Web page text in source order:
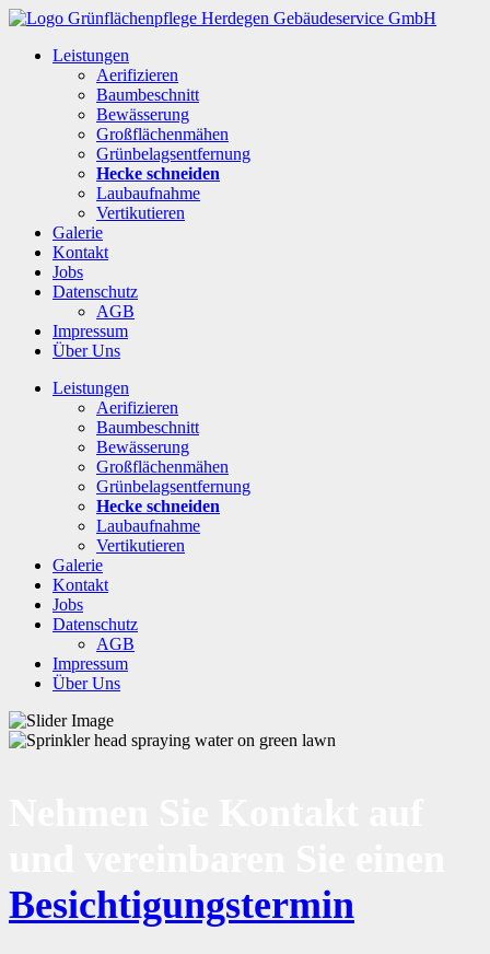
Leistungen
Aerifizieren
Baumbeschnitt
Bewässerung
Großflächenmähen
Grünbelagsentfernung
Hecke schneiden
Laubaufnahme
Vertikutieren
Galerie
Kontakt
Jobs
Datenschutz
AGB
Impressum
Über Uns
Leistungen
Aerifizieren
Baumbeschnitt
Bewässerung
Großflächenmähen
Grünbelagsentfernung
Hecke schneiden
Laubaufnahme
Vertikutieren
Galerie
Kontakt
Jobs
Datenschutz
AGB
Impressum
Über Uns
Besichtigungstermin